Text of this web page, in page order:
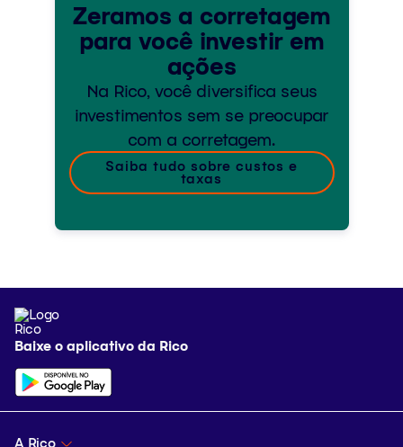
Zeramos a corretagem
para você investir em
ações
Na Rico, você diversifica seus
investimentos sem se preocupar
com a corretagem.
Saiba tudo sobre custos e
taxas
Baixe o aplicativo da Rico
A Rico